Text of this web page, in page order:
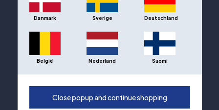
Danmark Sverige Deutschland
België Nederland Suomi
Close popup and continue shopping